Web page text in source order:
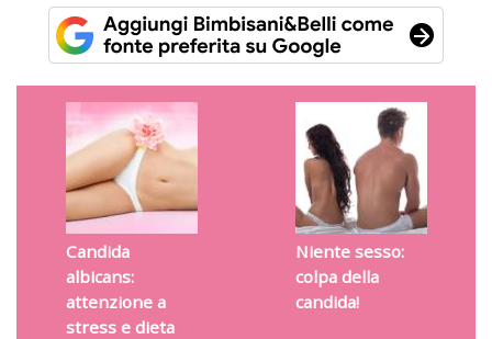
Candida
albicans:
attenzione a
stress e dieta
Niente sesso:
colpa della
candida!